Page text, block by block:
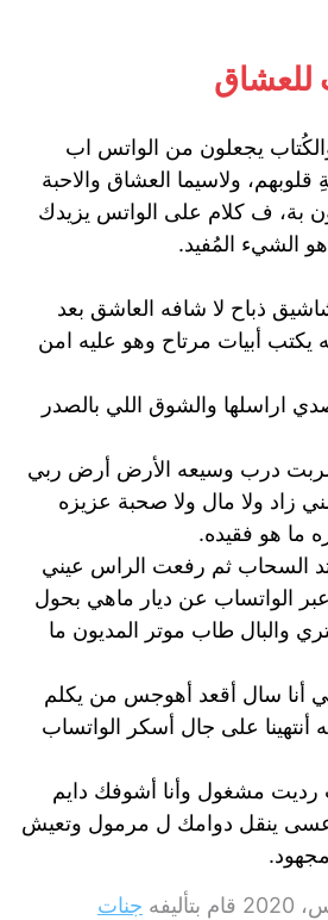
للعشاق
يجعلون من الواتس اب
ولاسيما العشاق والاحبة
بة، ف كلام على الواتس يزيدك
الشيء المُفيد.
ذباح لا شافه العاشق بعد
أبيات مرتاح وهو عليه امن
اراسلها والشوق اللي بالصدر
درب وسيعه الأرض أرض ربي
زاد ولا مال ولا صحبة عزيزه
ما هو فقيده.
السحاب ثم رفعت الراس عيني
عبر الواتساب عن ديار ماهي بحول
والبال طاب موتر المديون ما
أنا سال أقعد أهوجس من يكلم
أنتهينا على جال أسكر الواتساب
رديت مشغول وأنا أشوفك دايم
ينقل دوامك ل مرمول وتعيش
قام بتأليفه جنات